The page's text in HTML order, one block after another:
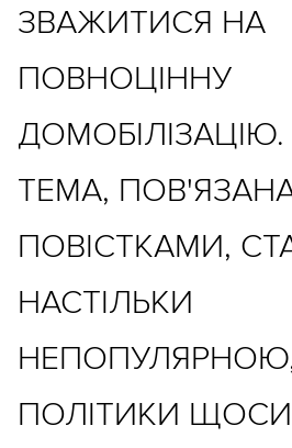
ЗВАЖИТИСЯ НА
ПОВНОЦІННУ
ТЕМА,
ПОВІСТКАМИ,
НАСТІЛЬКИ
ПОЛІТИКИ